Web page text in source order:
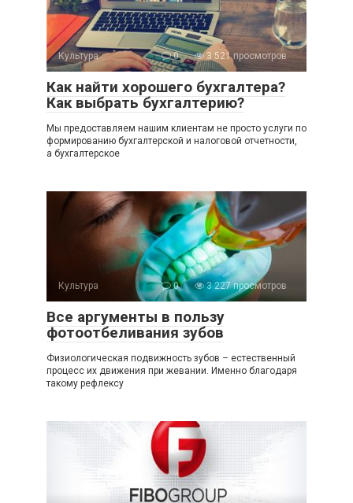
Культура 0 3 521 просмотров
Как найти хорошего бухгалтера?
Как выбрать бухгалтерию?
Мы предоставляем нашим клиентам не просто услуги по
формированию бухгалтерской и налоговой отчетности,
а бухгалтерское
Культура 0 3 227 просмотров
Все аргументы в пользу
фотоотбеливания зубов
Физиологическая подвижность зубов – естественный
процесс их движения при жевании. Именно благодаря
такому рефлексу